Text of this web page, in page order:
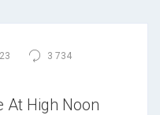
23 3 734
At High Noon